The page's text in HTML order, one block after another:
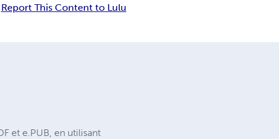
Report This Content to Lulu
et e.PUB, en utilisant